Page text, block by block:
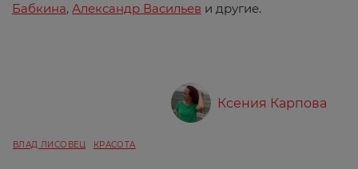
Бабкина, Александр Васильев и другие.
Ксения Карпова
ВЛАД ЛИСОВЕЦ КРАСОТА